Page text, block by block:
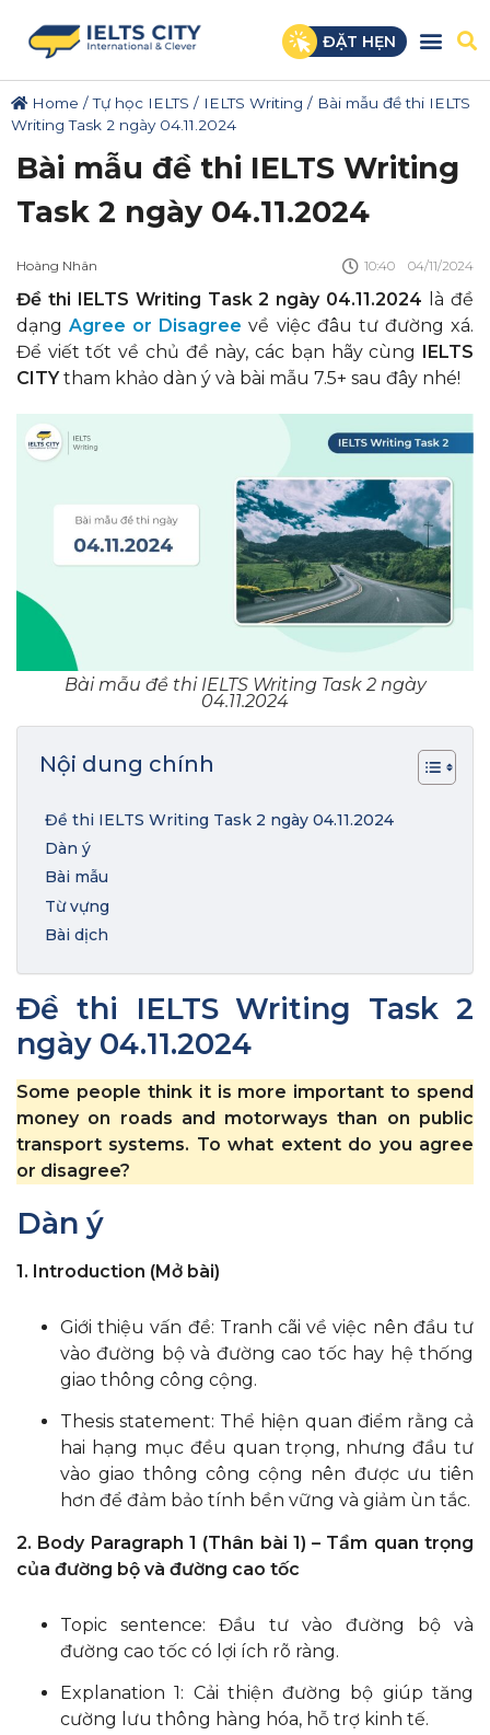
ĐẶT HẸN
Home /Tự học IELTS / IELTS Writing / Bài mẫu đề thi IELTS
Writing Task 2 ngày 04.11.2024
Bài mẫu đề thi IELTS Writing
Task 2 ngày 04.11.2024
Hoàng Nhân 10:40 04/11/2024
Đề thi IELTS Writing Task 2 ngày 04.11.2024 là đề
dạngAgree or Disagree về việc đâu tư đường xá.
Để viết tốt về chủ đề này, các bạn hãy cùng IELTS
CITYtham khảo dàn ý và bài mẫu 7.5+ sau đây nhé!
Bài mẫu đề thi IELTS Writing Task 2 ngày
04.11.2024
Nội dung chính
Đề thi IELTS Writing Task 2 ngày 04.11.2024
Dàn ý
Bài mẫu
Từ vựng
Bài dịch
Đề thi IELTS Writing Task 2
ngày 04.11.2024
Some people think it is more important to spend
money on roads and motorways than on public
transport systems. To what extent do you agree
or disagree?
Dàn ý
1. Introduction (Mở bài)
Giới thiệu vấn đề: Tranh cãi về việc nên đầu tư
vào đường bộ và đường cao tốc hay hệ thống
giao thông công cộng.
Thesis statement: Thể hiện quan điểm rằng cả
hai hạng mục đều quan trọng, nhưng đầu tư
vào giao thông công cộng nên được ưu tiên
hơn để đảm bảo tính bền vững và giảm ùn tắc.
2. Body Paragraph 1 (Thân bài 1) – Tầm quan trọng
của đường bộ và đường cao tốc
Topic sentence: Đầu tư vào đường bộ và
đường cao tốc có lợi ích rõ ràng.
Explanation 1: Cải thiện đường bộ giúp tăng
cường lưu thông hàng hóa, hỗ trợ kinh tế.